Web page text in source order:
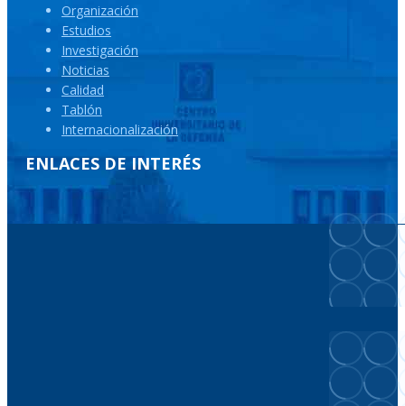
Organización
Estudios
Investigación
Noticias
Calidad
Tablón
Internacionalización
ENLACES DE INTERÉS